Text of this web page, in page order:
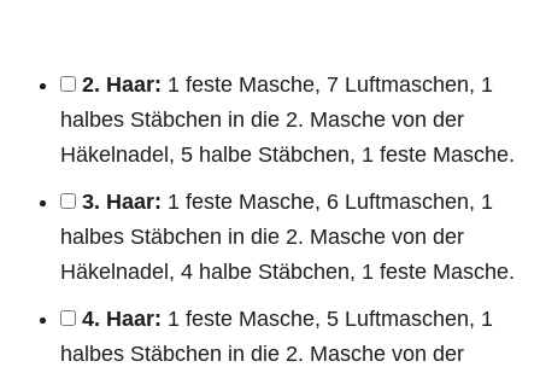
2. Haar: 1 feste Masche, 7 Luftmaschen, 1
halbes Stäbchen in die 2. Masche von der
Häkelnadel, 5 halbe Stäbchen, 1 feste Masche.
3. Haar: 1 feste Masche, 6 Luftmaschen, 1
halbes Stäbchen in die 2. Masche von der
Häkelnadel, 4 halbe Stäbchen, 1 feste Masche.
4. Haar: 1 feste Masche, 5 Luftmaschen, 1
halbes Stäbchen in die 2. Masche von der